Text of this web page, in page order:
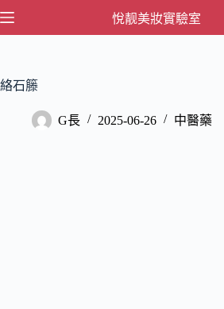
跳
內
悅靓美妝實驗室
絡石籐
G長 2025-06-26 中醫藥